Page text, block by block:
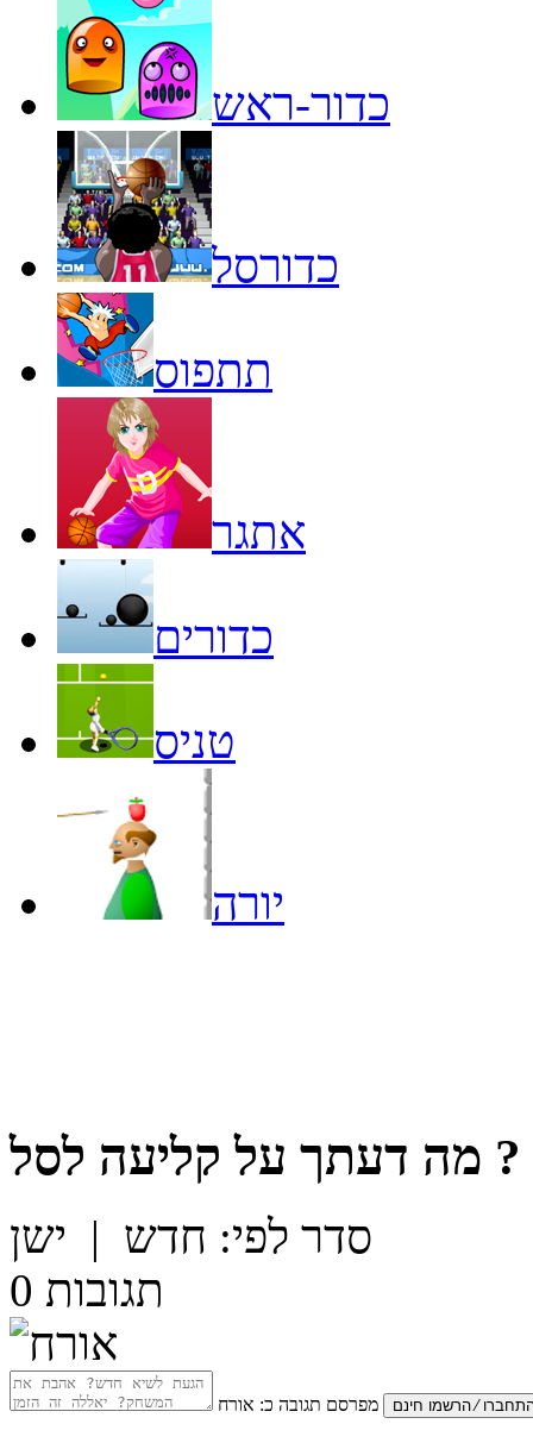
כדור-ראש
כדורסל
תתפוס
אתגר
כדורים
טניס
יורה
מה דעתך על קליעה לסל ?
סדר לפי: חדש | ישן
0 תגובות
מפרסם תגובה כ: אורח